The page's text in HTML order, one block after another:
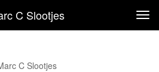
C Slootjes
C Slootjes